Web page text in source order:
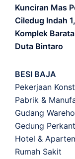
Kunciran Mas
Ciledug Indah
Komplek Barata
Duta Bintaro
BESI BAJA
Pekerjaan
Pabrik &
Gudang
Gedung
Hotel &
Rumah Sakit